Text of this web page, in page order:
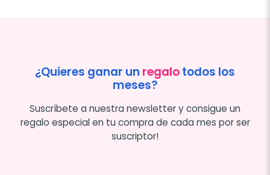
¿Quieres ganar un regalotodos los
meses?
Suscríbete a nuestra newsletter y consigue un
regalo especial en tu compra de cada mes por ser
suscriptor!